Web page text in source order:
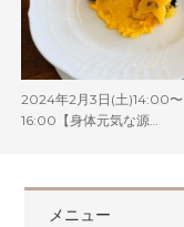
2024年2月3日(土)14:00〜
16:00【身体元気な源…
メニュー